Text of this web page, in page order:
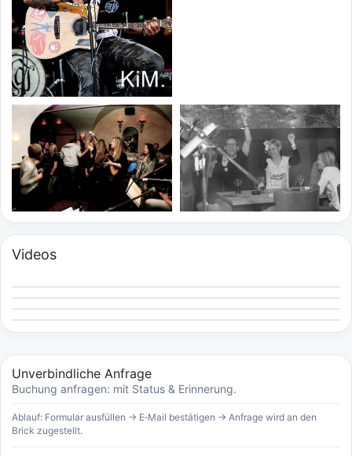
Videos
Unverbindliche Anfrage
Buchung anfragen: mit Status & Erinnerung.
Ablauf: Formular ausfüllen → E‑Mail bestätigen → Anfrage wird an den
Brick zugestellt.